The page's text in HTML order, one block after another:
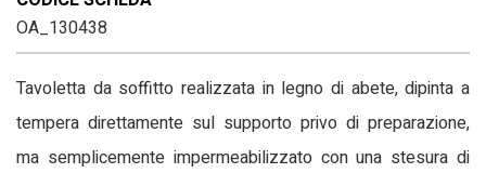
OA_130438
Tavoletta da soffitto realizzata in legno di abete, dipinta a
tempera direttamente sul supporto privo di preparazione,
ma semplicemente impermeabilizzato con una stesura di